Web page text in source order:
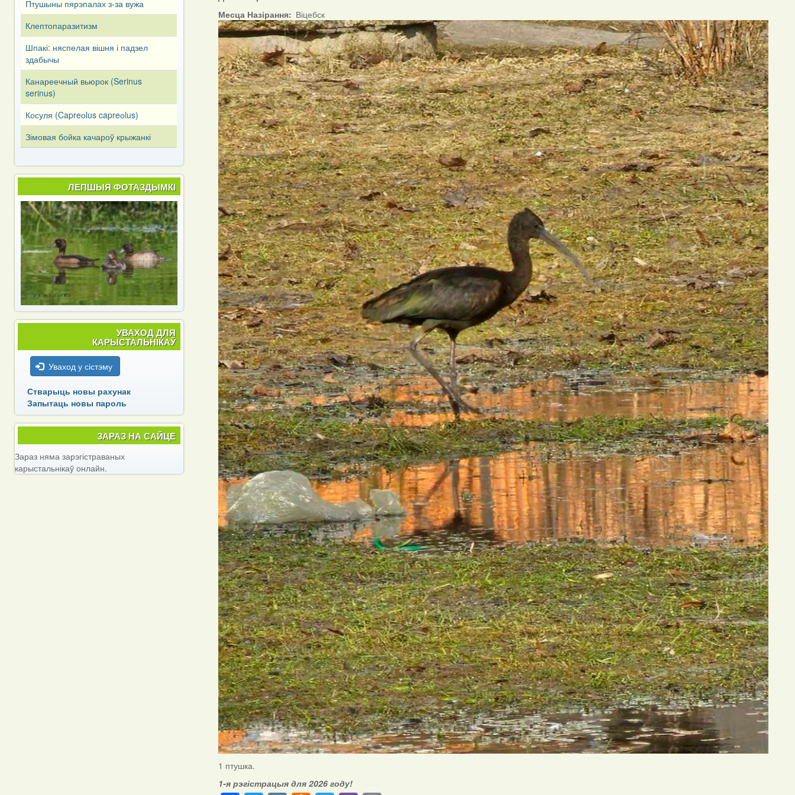
Месца Назірання
Віцебск
1 птушка.
1-я рэгістрацыя для 2026 году!
Птушыны пярэпалах з-за вужа
Клептопаразитизм
Шпакі: няспелая вішня і падзел
здабычы
Канареечный вьюрок (Serinus
serinus)
Косуля (Capreоlus capreоlus)
Зімовая бойка качароў крыжанкі
ЛЕПШЫЯ ФОТАЗДЫМКІ
УВАХОД ДЛЯ
КАРЫСТАЛЬНІКАЎ
Уваход у сістэму
Стварыць новы рахунак
Запытаць новы пароль
ЗАРАЗ НА САЙЦЕ
Зараз няма зарэгістраваных
карыстальнікаў онлайн.